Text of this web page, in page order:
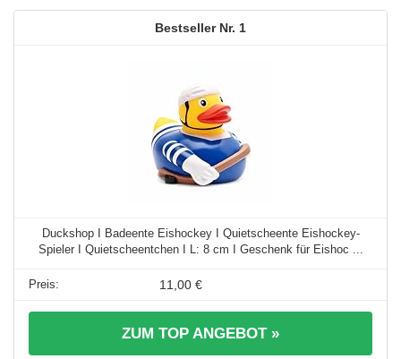
1
Duckshop I Badeente Eishockey I Quietscheente Eishockey-
Spieler I Quietscheentchen I L: 8 cm I Geschenk für Eishoc ...
11,00 €
ZUM TOP ANGEBOT »